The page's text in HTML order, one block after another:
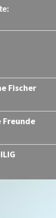
Fischer
Freunde